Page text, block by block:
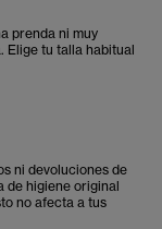
prenda ni muy
Elige tu talla habitual
ni devoluciones de
de higiene original
no afecta a tus